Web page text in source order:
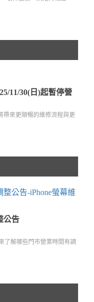
11/30(日)起暫停營
帶來更順暢的維修流程與更
公告
了解哪些門市營業時間有調